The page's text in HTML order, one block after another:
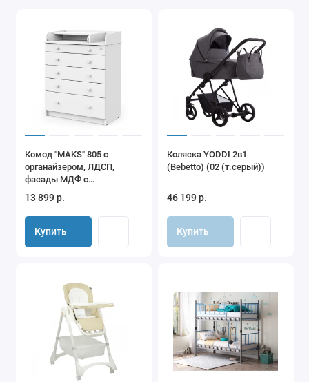
Комод "MAKS" 805 с
органайзером, ЛДСП,
фасады МДФ с
шариковыми
направляющими (белая
аляска-белый)
13 899 р.
Купить
Коляска YODDI 2в1
(Bebetto) (02 (т.серый))
46 199 р.
Купить